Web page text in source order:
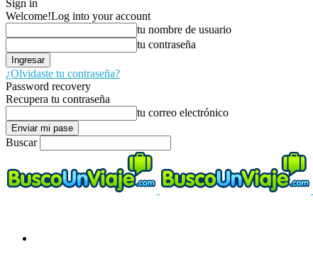
Sign in
Welcome!Log into your account
tu nombre de usuario
tu contraseña
¿Olvidaste tu contraseña?
Password recovery
Recupera tu contraseña
tu correo electrónico
Buscar